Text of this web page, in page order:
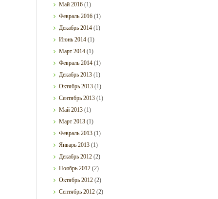
Май2016 (1)
Февраль2016 (1)
Декабрь2014 (1)
Июнь2014 (1)
Март2014 (1)
Февраль2014 (1)
Декабрь2013 (1)
Октябрь2013 (1)
Сентябрь2013 (1)
Май2013 (1)
Март2013 (1)
Февраль2013 (1)
Январь2013 (1)
Декабрь2012 (2)
Ноябрь2012 (2)
Октябрь2012 (2)
Сентябрь2012 (2)